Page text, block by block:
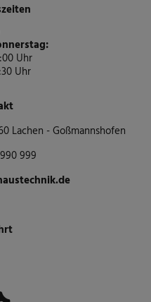
Uhr
Uhr
Lachen - Goßmannshofen
999